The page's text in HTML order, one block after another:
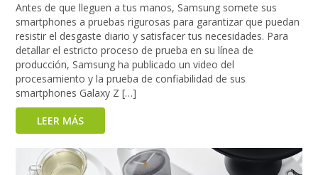
Antes de que lleguen a tus manos, Samsung somete sus
smartphones a pruebas rigurosas para garantizar que puedan
resistir el desgaste diario y satisfacer tus necesidades. Para
detallar el estricto proceso de prueba en su línea de
producción, Samsung ha publicado un video del
procesamiento y la prueba de confiabilidad de sus
smartphones Galaxy Z […]
LEER MÁS